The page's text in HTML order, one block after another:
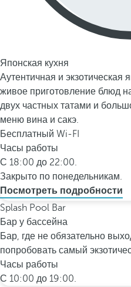
Японская кухня
Аутентичная и экзотическая
живое приготовление блюд
двух частных татами и
меню вина и сакэ.
Бесплатный Wi-FI
Часы работы
С 18:00 до 22:00.
Закрыто по понедельникам.
Посмотреть подробности
Splash Pool Bar
Бар у бассейна
Бар, где не обязательно
попробовать самый
Часы работы
С 10:00 до 19:00.